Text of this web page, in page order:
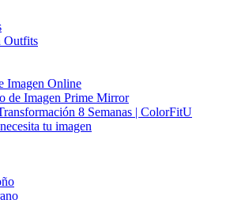
Outfits
Imagen Online
de Imagen Prime Mirror
8 Semanas | ColorFitU
tu imagen